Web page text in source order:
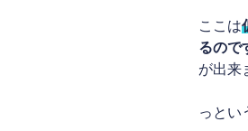
ここは
るので
が出来
っとい